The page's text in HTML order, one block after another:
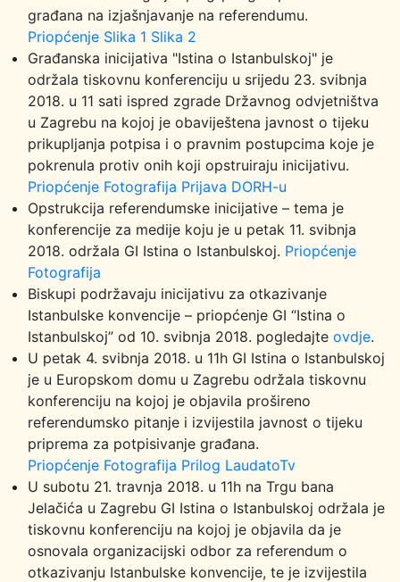
građana na izjašnjavanje na referendumu.
Priopćenje Slika 1 Slika 2
Građanska inicijativa "Istina o Istanbulskoj" je
održala tiskovnu konferenciju u srijedu 23. svibnja
2018. u 11 sati ispred zgrade Državnog odvjetništva
u Zagrebu na kojoj je obaviještena javnost o tijeku
prikupljanja potpisa i o pravnim postupcima koje je
pokrenula protiv onih koji opstruiraju inicijativu.
Priopćenje Fotografija Prijava DORH-u
Opstrukcija referendumske inicijative – tema je
konferencije za medije koju je u petak 11. svibnja
2018. održala GI Istina o Istanbulskoj. Priopćenje
Fotografija
Biskupi podržavaju inicijativu za otkazivanje
Istanbulske konvencije – priopćenje GI “Istina o
Istanbulskoj” od 10. svibnja 2018. pogledajte ovdje.
U petak 4. svibnja 2018. u 11h GI Istina o Istanbulskoj
je u Europskom domu u Zagrebu održala tiskovnu
konferenciju na kojoj je objavila prošireno
referendumsko pitanje i izvijestila javnost o tijeku
priprema za potpisivanje građana.
Priopćenje Fotografija Prilog LaudatoTv
U subotu 21. travnja 2018. u 11h na Trgu bana
Jelačića u Zagrebu GI Istina o Istanbulskoj održala je
tiskovnu konferenciju na kojoj je objavila da je
osnovala organizacijski odbor za referendum o
otkazivanju Istanbulske konvencije, te je izvijestila